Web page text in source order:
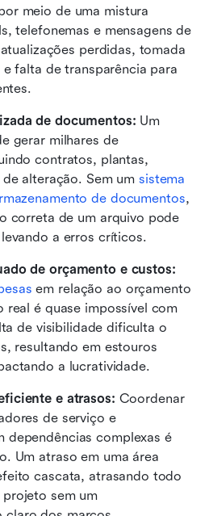
meio de uma mistura
telefonemas e mensagens de
perdidas, tomada
falta de transparência para
de documentos: Um
gerar milhares de
contratos, plantas,
de alteração. Sem um sistema
de documentos,
correta de um arquivo pode
a erros críticos.
em relação ao orçamento
real é quase impossível com
de visibilidade dificulta o
resultando em estouros
a lucratividade.
e atrasos: Coordenar
de serviço e
dependências complexas é
Um atraso em uma área
cascata, atrasando todo
sem um